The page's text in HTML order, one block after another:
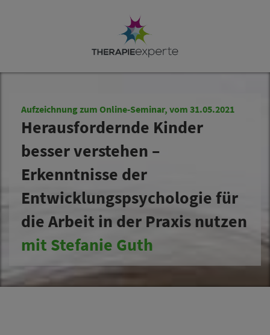
Aufzeichnung zum Online-Seminar, vom 31.05.2021
Herausfordernde Kinder
besser verstehen –
Erkenntnisse der
Entwicklungspsychologie für
die Arbeit in der Praxis nutzen
mit Stefanie Guth